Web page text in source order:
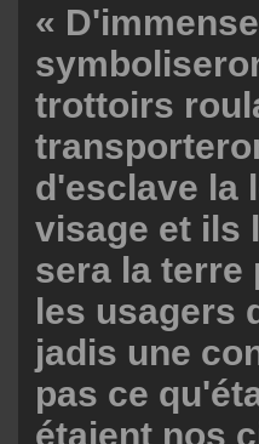
«
trottoirs
d'esclave la
visage et ils
sera la terre
les usagers
jadis une
pas ce
étaient nos